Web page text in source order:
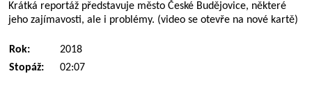
Krátká reportáž představuje město České Budějovice, některé
jeho zajímavosti, ale i problémy. (video se otevře na nové kartě)
Rok:
2018
Stopáž:
02:07